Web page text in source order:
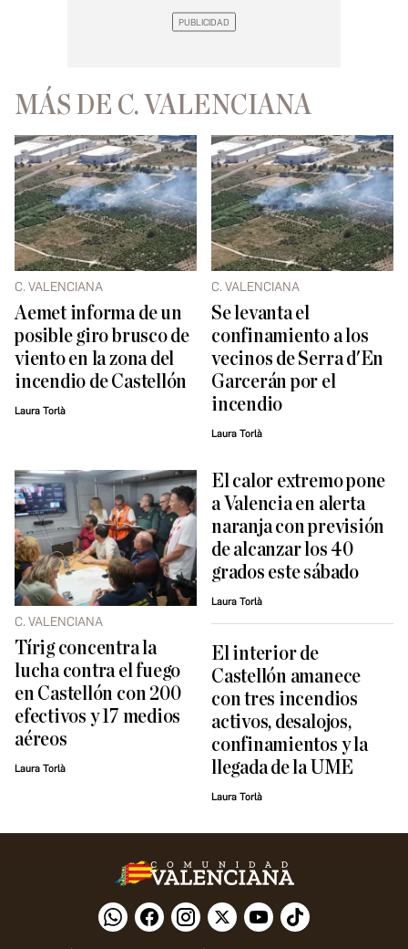
MÁS DE C. VALENCIANA
C. VALENCIANA
Aemet informa de un
posible giro brusco de
viento en la zona del
incendio de Castellón
Laura Torlà
C. VALENCIANA
Se levanta el
confinamiento a los
vecinos de Serra d'En
Garcerán por el
incendio
Laura Torlà
C. VALENCIANA
Tírig concentra la
lucha contra el fuego
en Castellón con 200
efectivos y 17 medios
aéreos
Laura Torlà
El calor extremo pone
a Valencia en alerta
naranja con previsión
de alcanzar los 40
grados este sábado
Laura Torlà
El interior de
Castellón amanece
con tres incendios
activos, desalojos,
confinamientos y la
llegada de la UME
Laura Torlà